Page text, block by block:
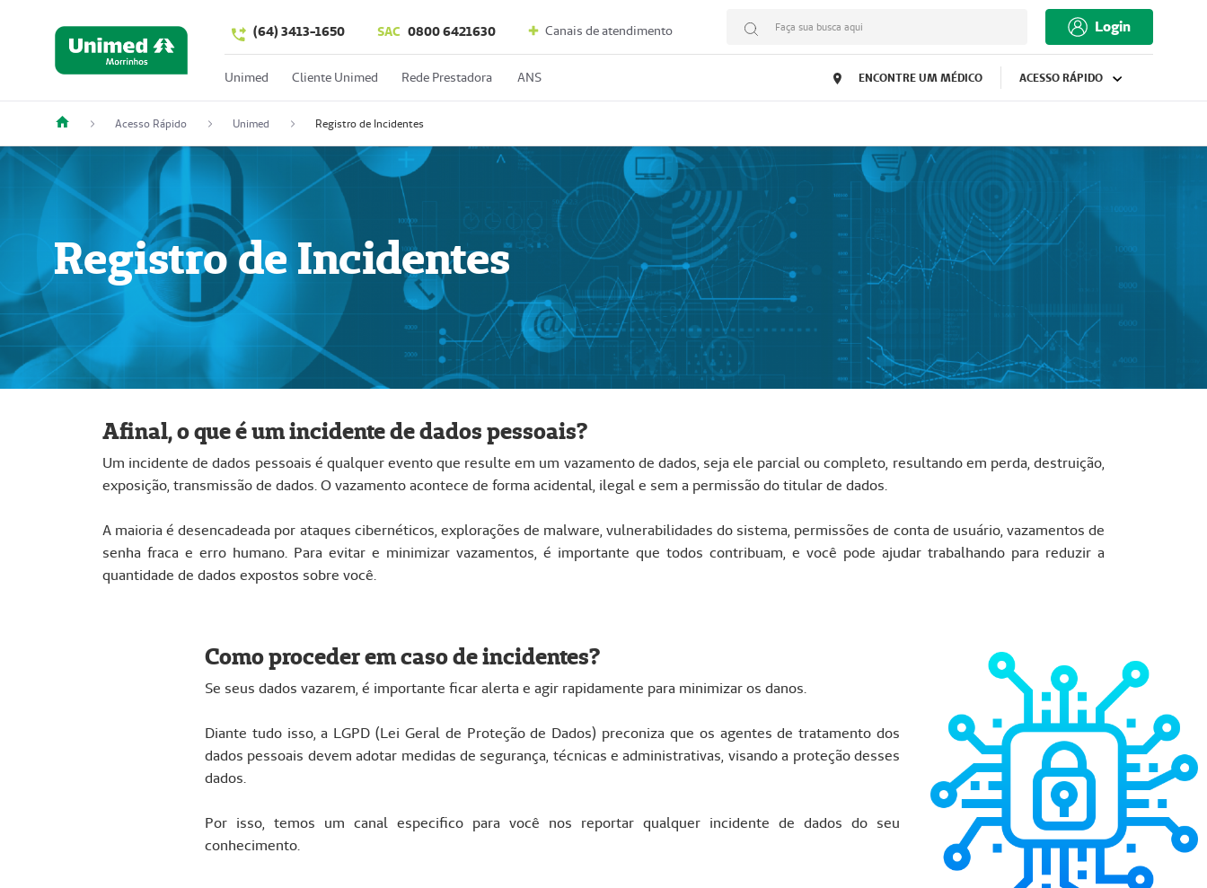
(64) 3413-1650 SAC 0800 6421630 Canais de atendimento Faça sua busca aqui Login
Unimed Cliente Unimed Rede Prestadora ANS ENCONTRE UM MÉDICO ACESSO RÁPIDO
Acesso Rápido Unimed Registro de Incidentes
Registro de Incidentes
Afinal, o que é um incidente de dados pessoais?
Um incidente de dados pessoais é qualquer evento que resulte em um vazamento de dados, seja ele parcial ou completo, resultando em perda, destruição,
exposição, transmissão de dados. O vazamento acontece de forma acidental, ilegal e sem a permissão do titular de dados.
A maioria é desencadeada por ataques cibernéticos, explorações de malware, vulnerabilidades do sistema, permissões de conta de usuário, vazamentos de
senha fraca e erro humano. Para evitar e minimizar vazamentos, é importante que todos contribuam, e você pode ajudar trabalhando para reduzir a
quantidade de dados expostos sobre você.
Como proceder em caso de incidentes?
Se seus dados vazarem, é importante ficar alerta e agir rapidamente para minimizar os danos.
Diante tudo isso, a LGPD (Lei Geral de Proteção de Dados) preconiza que os agentes de tratamento dos
dados pessoais devem adotar medidas de segurança, técnicas e administrativas, visando a proteção desses
dados.
Por isso, temos um canal especifico para você nos reportar qualquer incidente de dados do seu
conhecimento.